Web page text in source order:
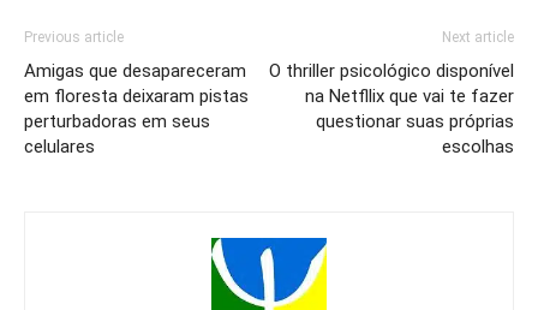
Previous article
Amigas que desapareceram
em floresta deixaram pistas
perturbadoras em seus
celulares
Next article
O thriller psicológico disponível
na Netfllix que vai te fazer
questionar suas próprias
escolhas